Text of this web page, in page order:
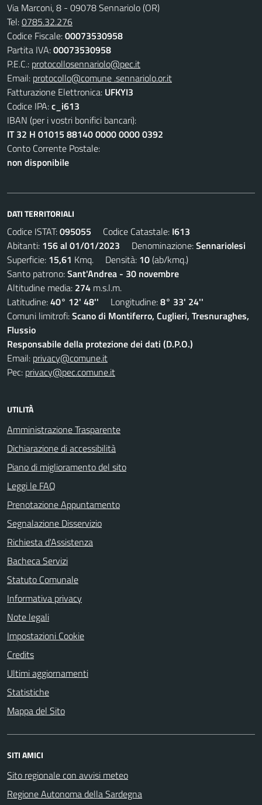
Via Marconi, 8 - 09078 Sennariolo (OR)
Tel:0785.32.276
Codice Fiscale:00073530958
Partita IVA:00073530958
P.E.C.: protocollosennariolo@pec.it
Email: protocollo@comune .sennariolo.or.it
Fatturazione Elettronica: UFKYI3
Codice IPA:c_i613
IBAN (per i vostri bonifici bancari):
IT 32 H 01015 88140 0000 0000 0392
Conto Corrente Postale:
non disponibile
DATI TERRITORIALI
Codice ISTAT:095055 Codice Catastale: I613
Abitanti: 156 al 01/01/2023 Denominazione:Sennariolesi
Superficie: 15,61 Kmq. Densità: 10(ab/kmq.)
Santo patrono:Sant'Andrea - 30 novembre
Altitudine media: 274 m.s.l.m.
Latitudine:40° 12' 48'' Longitudine:8° 33' 24''
Comuni limitrofi:Scano di Montiferro, Cuglieri, Tresnuraghes,
Flussio
Responsabile della protezione dei dati (D.P.O.)
Email: privacy@comune.it
Pec: privacy@pec.comune.it
UTILITÀ
Amministrazione Trasparente
Dichiarazione di accessibilità
Piano di miglioramento del sito
Leggi le FAQ
Prenotazione Appuntamento
Segnalazione Disservizio
Richiesta d'Assistenza
Bacheca Servizi
Statuto Comunale
Informativa privacy
Note legali
Impostazioni Cookie
Credits
Ultimi aggiornamenti
Statistiche
Mappa del Sito
SITI AMICI
Sito regionale con avvisi meteo
Regione Autonoma della Sardegna